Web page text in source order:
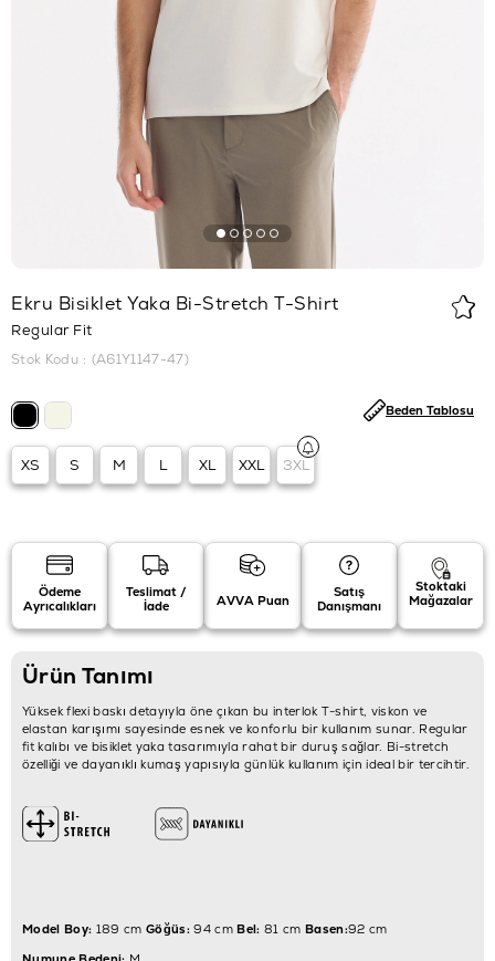
Ekru Bisiklet Yaka Bi-Stretch T-Shirt
Regular Fit
Stok Kodu (A61Y1147-47)
XS S M L XL XXL 3XL
Beden Tablosu
Ödeme
Ayrıcalıkları
Teslimat /
İade
AVVA Puan
Satış
Danışmanı
Stoktaki
Mağazalar
Ürün Tanımı
Yüksek flexi baskı detayıyla öne çıkan bu interlok T-shirt, viskon ve
elastan karışımı sayesinde esnek ve konforlu bir kullanım sunar. Regular
fit kalıbı ve bisiklet yaka tasarımıyla rahat bir duruş sağlar. Bi-stretch
özelliği ve dayanıklı kumaş yapısıyla günlük kullanım için ideal bir tercihtir.
Model Boy: 189 cm Göğüs:94 cmBel: 81 cm Basen:92 cm